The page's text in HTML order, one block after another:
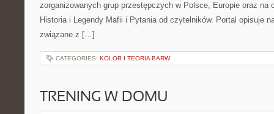
zorganizowanych grup przestępczych w Polsce, Europie oraz na
Historia i Legendy Mafii i Pytania od czytelników. Portal opisuje
związane z […]
CATEGORIES: KOLOR I TEORIA BARW
TRENING W DOMU